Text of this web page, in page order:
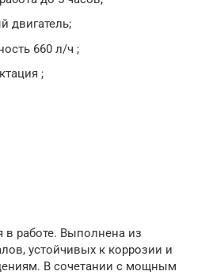
двигатель;
660 л/ч ;
;
работе. Выполнена из
устойчивых к коррозии и
В сочетании с мощным